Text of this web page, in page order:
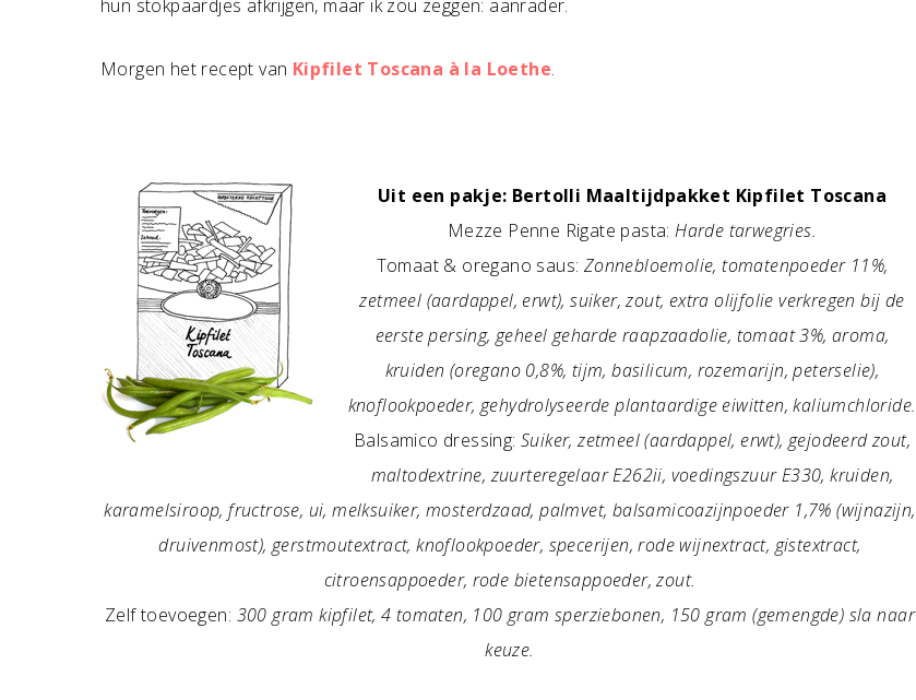
hun stokpaardjes afkrijgen, maar ik zou zeggen: aanrader.
Morgen het recept van Kipfilet Toscana à la Loethe.
Uit een pakje: Bertolli Maaltijdpakket Kipfilet Toscana
Mezze Penne Rigate pasta:Harde tarwegries.
Tomaat & oregano saus: Zonnebloemolie, tomatenpoeder 11%,
zetmeel (aardappel, erwt), suiker, zout, extra olijfolie verkregen bij de
eerste persing, geheel geharde raapzaadolie, tomaat 3%, aroma,
kruiden (oregano 0,8%, tijm, basilicum, rozemarijn, peterselie),
knoflookpoeder, gehydrolyseerde plantaardige eiwitten, kaliumchloride.
Balsamico dressing: Suiker, zetmeel (aardappel, erwt), gejodeerd zout,
maltodextrine, zuurteregelaar E262ii, voedingszuur E330, kruiden,
karamelsiroop, fructrose, ui, melksuiker, mosterdzaad, palmvet, balsamicoazijnpoeder 1,7% (wijnazijn,
druivenmost), gerstmoutextract, knoflookpoeder, specerijen, rode wijnextract, gistextract,
citroensappoeder, rode bietensappoeder, zout.
Zelf toevoegen: 300 gram kipfilet, 4 tomaten, 100 gram sperziebonen, 150 gram (gemengde) sla naar
keuze.